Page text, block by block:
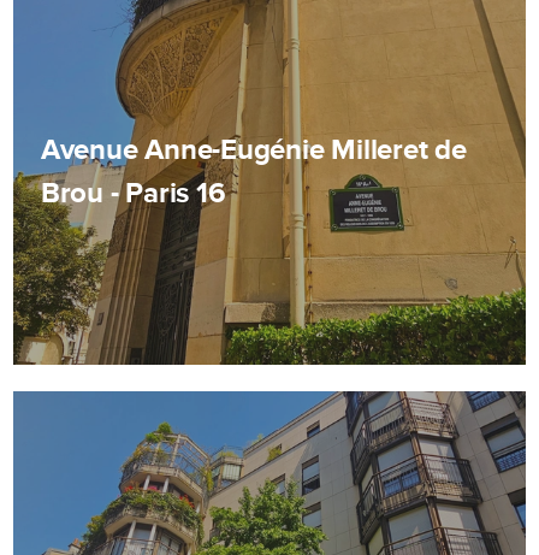
Avenue Anne-Eugénie Milleret de
Brou - Paris 16